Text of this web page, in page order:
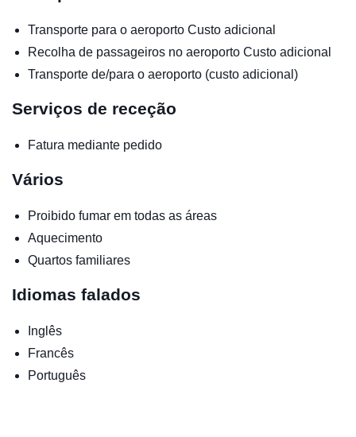
Transporte para o aeroporto Custo adicional
Recolha de passageiros no aeroporto Custo adicional
Transporte de/para o aeroporto (custo adicional)
Serviços de receção
Fatura mediante pedido
Vários
Proibido fumar em todas as áreas
Aquecimento
Quartos familiares
Idiomas falados
Inglês
Francês
Português